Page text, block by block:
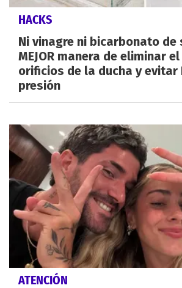
HACKS
Ni vinagre ni bicarbonato de
MEJOR manera de eliminar
orificios de la ducha y evitar
presión
ATENCIÓN